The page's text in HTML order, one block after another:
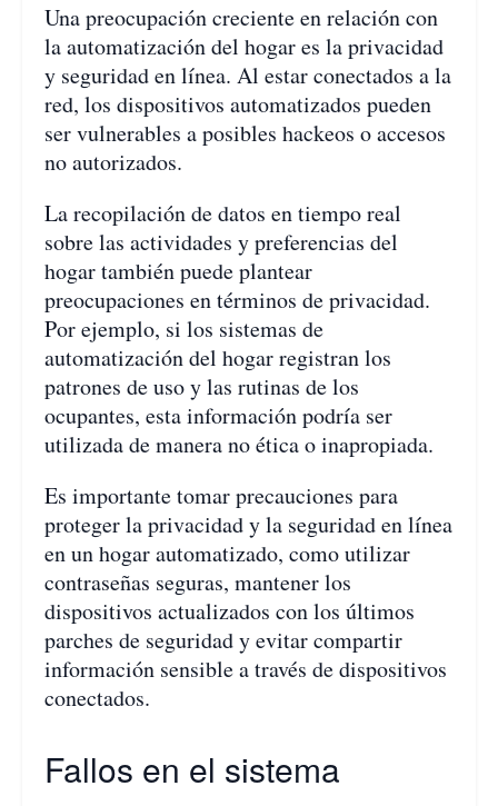
Una preocupación creciente en relación con
la automatización del hogar es la privacidad
y seguridad en línea. Al estar conectados a la
red, los dispositivos automatizados pueden
ser vulnerables a posibles hackeos o accesos
no autorizados.
La recopilación de datos en tiempo real
sobre las actividades y preferencias del
hogar también puede plantear
preocupaciones en términos de privacidad.
Por ejemplo, si los sistemas de
automatización del hogar registran los
patrones de uso y las rutinas de los
ocupantes, esta información podría ser
utilizada de manera no ética o inapropiada.
Es importante tomar precauciones para
proteger la privacidad y la seguridad en línea
en un hogar automatizado, como utilizar
contraseñas seguras, mantener los
dispositivos actualizados con los últimos
parches de seguridad y evitar compartir
información sensible a través de dispositivos
conectados.
Fallos en el sistema